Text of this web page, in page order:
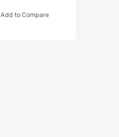
Add to Compare